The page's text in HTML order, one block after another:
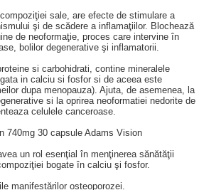
sale, are efecte de stimulare a
şi de scădere a inflamaţiilor. Blochează
de neoformaţie, proces care intervine în
bolilor degenerative şi inflamatorii.
si carbohidrati, contine mineralele
in calciu si fosfor si de aceea este
dupa menopauza). Ajuta, de asemenea, la
si la oprirea neoformatiei nedorite de
celulele canceroase.
740mg 30 capsule Adams Vision
un rol esenţial în menţinerea sănătăţii
bogate în calciu şi fosfor.
manifestărilor osteoporozei.